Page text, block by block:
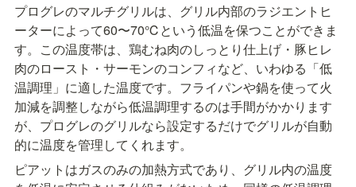
プログレのマルチグリルは、グリル内部のラジエントヒ
ーターによって60〜70℃という低温を保つことができま
す。この温度帯は、鶏むね肉のしっとり仕上げ・豚ヒレ
肉のロースト・サーモンのコンフィなど、いわゆる「低
温調理」に適した温度です。フライパンや鍋を使って火
加減を調整しながら低温調理するのは手間がかかります
が、プログレのグリルなら設定するだけでグリルが自動
的に温度を管理してくれます。
ピアットはガスのみの加熱方式であり、グリル内の温度